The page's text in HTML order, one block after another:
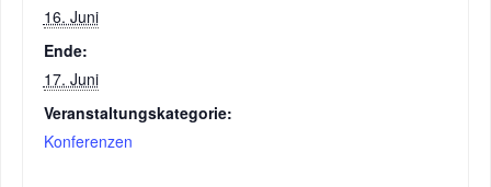
16. Juni
Ende:
17. Juni
Veranstaltungskategorie:
Konferenzen